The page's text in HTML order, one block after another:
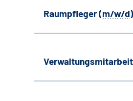
Raumpfleger (m/w/d)